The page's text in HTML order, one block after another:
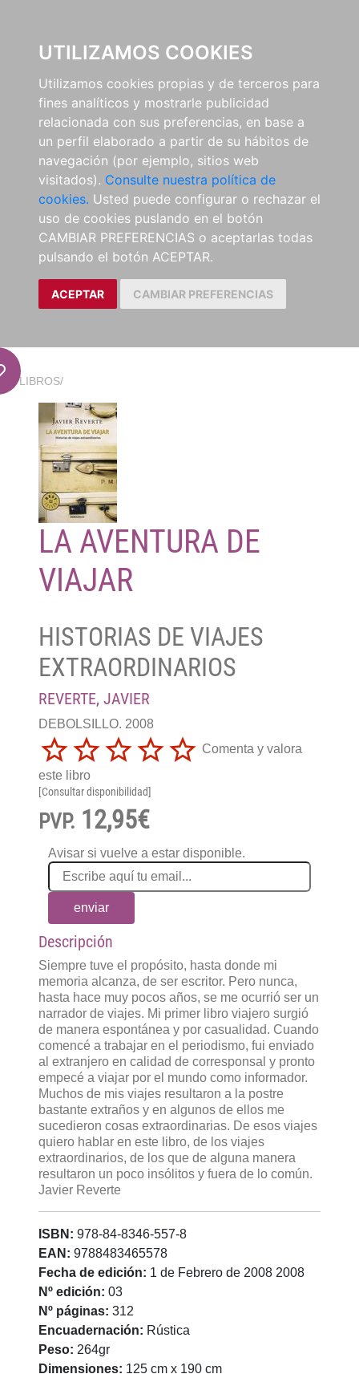
UTILIZAMOS COOKIES
Utilizamos cookies propias y de terceros para
fines analíticos y mostrarle publicidad
relacionada con sus preferencias, en base a
un perfil elaborado a partir de su hábitos de
navegación (por ejemplo, sitios web
visitados). Consulte nuestra política de
cookies. Usted puede configurar o rechazar el
uso de cookies puslando en el botón
CAMBIAR PREFERENCIAS o aceptarlas todas
pulsando el botón ACEPTAR.
ACEPTAR CAMBIAR PREFERENCIAS
LIBROS/
LA AVENTURA DE
VIAJAR
HISTORIAS DE VIAJES
EXTRAORDINARIOS
REVERTE, JAVIER
DEBOLSILLO. 2008
Comenta y valora
este libro
[Consultar disponibilidad]
PVP. 12,95€
Avisar si vuelve a estar disponible.
enviar
Descripción
Siempre tuve el propósito, hasta donde mi
memoria alcanza, de ser escritor. Pero nunca,
hasta hace muy pocos años, se me ocurrió ser un
narrador de viajes. Mi primer libro viajero surgió
de manera espontánea y por casualidad. Cuando
comencé a trabajar en el periodismo, fui enviado
al extranjero en calidad de corresponsal y pronto
empecé a viajar por el mundo como informador.
Muchos de mis viajes resultaron a la postre
bastante extraños y en algunos de ellos me
sucedieron cosas extraordinarias. De esos viajes
quiero hablar en este libro, de los viajes
extraordinarios, de los que de alguna manera
resultaron un poco insólitos y fuera de lo común.
Javier Reverte
ISBN: 978-84-8346-557-8
EAN: 9788483465578
Fecha de edición: 1 de Febrero de 2008 2008
Nº edición: 03
Nº páginas: 312
Encuadernación: Rústica
Peso: 264gr
Dimensiones: 125 cm x 190 cm